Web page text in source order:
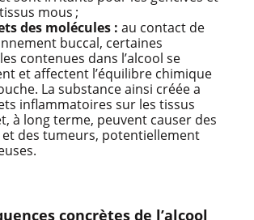
mous ;
des molécules : au contact de
buccal, certaines
contenues dans l’alcool se
et affectent l’équilibre chimique
La substance ainsi créée a
inflammatoires sur les tissus
à long terme, peuvent causer des
et des tumeurs, potentiellement
concrètes de l’alcool